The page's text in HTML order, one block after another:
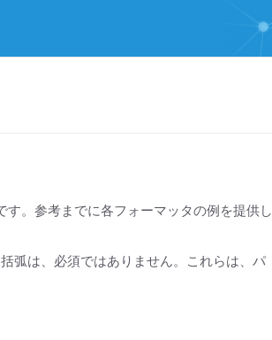
。参考までに各フォーマッタの例を提供し
弧は、必須ではありません。これらは、パ